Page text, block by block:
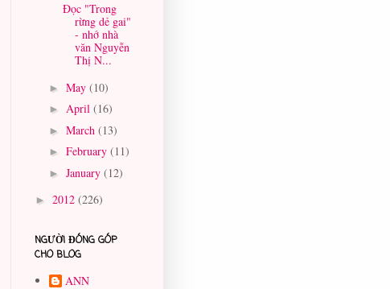
Đọc "Trong
rừng dẻ gai"
- nhớ nhà
văn Nguyễn
Thị N...
► May (10)
► April (16)
► March (13)
► February (11)
► January (12)
► 2012 (226)
NGƯỜI ĐÓNG GÓP
CHO BLOG
ANN